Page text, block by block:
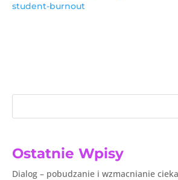
student-burnout
Ostatnie Wpisy
Dialog – pobudzanie i wzmacnianie